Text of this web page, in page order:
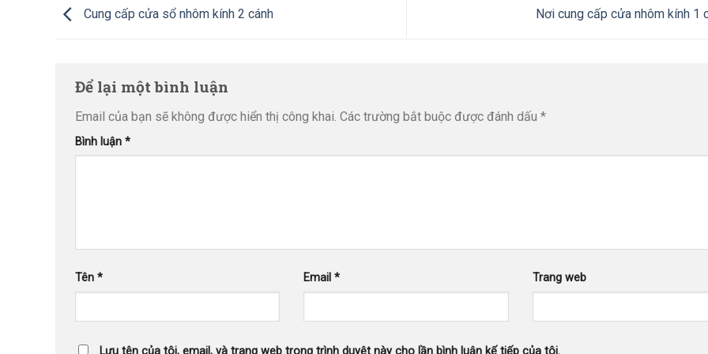
Cung cấp cửa sổ nhôm kính 2 cánh Nơi cung cấp cửa nhôm kính 1
Để lại một bình luận
Email của bạn sẽ không được hiển thị công khai. Các trường bắt buộc được đánh dấu *
Bình luận *
Tên * Email* Trang web
Lưu tên của tôi, email, và trang web trong trình duyệt này cho lần bình luận kế tiếp của tôi.